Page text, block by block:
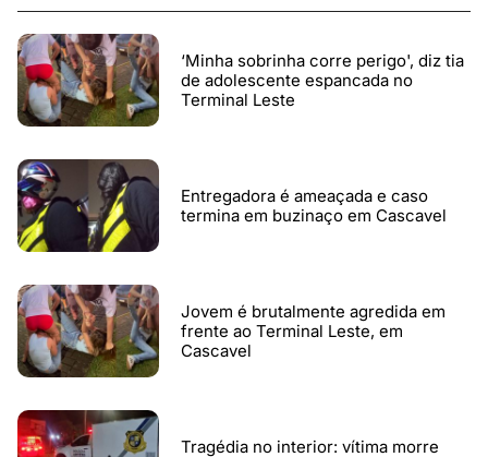
‘Minha sobrinha corre perigo', diz tia
de adolescente espancada no
Terminal Leste
Entregadora é ameaçada e caso
termina em buzinaço em Cascavel
Jovem é brutalmente agredida em
frente ao Terminal Leste, em
Cascavel
Tragédia no interior: vítima morre